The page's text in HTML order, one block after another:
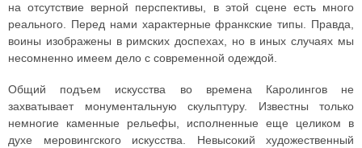
на отсутствие верной перспективы, в этой сцене есть много
реального. Перед нами характерные франкские типы. Правда,
воины изображены в римских доспехах, но в иных случаях мы
несомненно имеем дело с современной одеждой.
Общий подъем искусства во времена Каролингов не
захватывает монументальную скульптуру. Известны только
немногие каменные рельефы, исполненные еще целиком в
духе меровингского искусства. Невысокий художественный